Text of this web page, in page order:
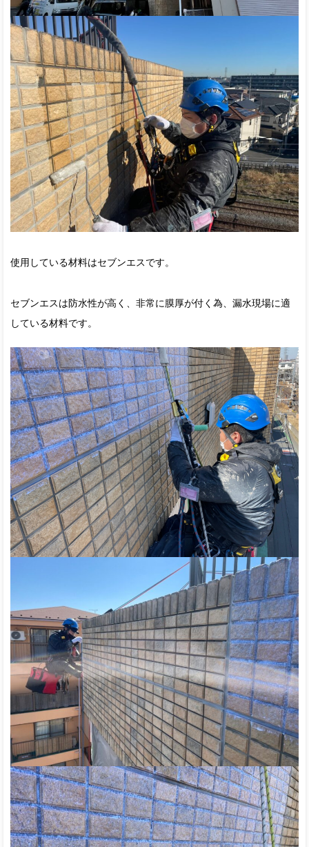
使用している材料はセブンエスです。
セブンエスは防水性が高く、非常に膜厚が付く為、漏水現場に適
している材料です。